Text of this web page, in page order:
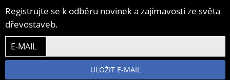
Registrujte se k odběru novinek a zajímavostí ze světa
dřevostaveb.
E-MAIL
ULOŽIT E-MAIL